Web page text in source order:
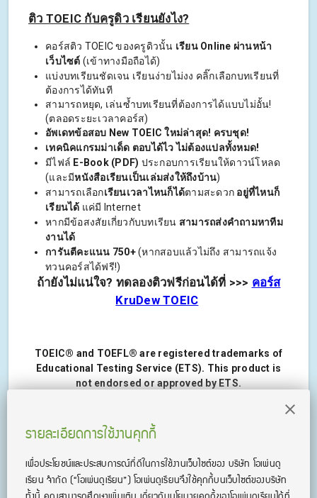
ติว TOEIC กับครูดิว เรียนยังไง?
คอร์สติว TOEIC ของครูดิวนั้น เรียน Online ผ่านหน้า
เว็บไซต์ (เข้าทางมือถือได้)
แบ่งบทเรียนชัดเจน เรียนง่ายไม่งง คลิ๊กเลือกบทเรียนที่
ต้องการได้ทันที
สามารถหยุด, เล่นซ้ำบทเรียนที่ต้องการได้แบบไม่อั้น!
(ตลอดระยะเวลาคอร์ส)
อัพเดทข้อสอบ New TOEIC ใหม่ล่าสุด! ครบชุด!
เทคนิคแกรมม่าเด็ด ตอบได้ไว ไม่ต้องแปลทั้งหมด!
มีไฟล์ E-Book (PDF) ประกอบการเรียนให้ดาวน์โหลด
(และมีหนังสือเรียนเป็นเล่มส่งให้ถึงบ้าน)
สามารถเลือกเรียนเวลาไหนก็ได้ตามสะดวก อยู่ที่ไหนก็
เรียนได้ แค่มี Internet
หากมีข้อสงสัยเกี่ยวกับบทเรียน สามารถส่งคำถามหาทีม
งานได้
การันตีคะแนน 750+(หากสอบแล้วไม่ถึง สามารถแจ้ง
ทวนคอร์สได้ฟรี!)
ถ้ายังไม่แน่ใจ? ทดลองติวฟรีก่อนได้ที่ >>> คอร์ส
KruDew TOEIC
TOEIC® and TOEFL® are registered trademarks of
Educational Testing Service (ETS). This product is
not endorsed or approved by ETS.
รายละเอียดการใช้งานคุกกี้
เพื่อประโยชน์และประสบการณ์ที่ดีในการใช้งานเว็บไซต์ของ บริษัท โอเพ่นดู
เรียน จํากัด (“โอเพ่นดูเรียน”)โอเพ่นดูเรียนจึงใช้คุกกี้บนเว็บไซต์ของบริษัท